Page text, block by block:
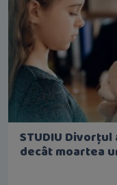
STUDIU
decât moartea